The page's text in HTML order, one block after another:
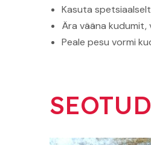
Kasuta
Ära vääna kudumit,
Peale pesu vormi